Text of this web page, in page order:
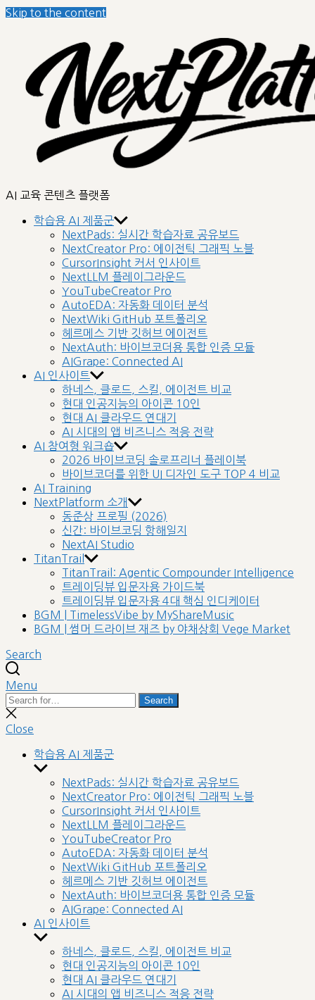
Skip to the content
nextplatform
AI 교육 콘텐츠 플랫폼
학습용 AI 제품군
NextPads: 실시간 학습자료 공유보드
NextCreator Pro: 에이전틱 그래픽 노블
CursorInsight 커서 인사이트
NextLLM 플레이그라운드
YouTubeCreator Pro
AutoEDA: 자동화 데이터 분석
NextWiki GitHub 포트폴리오
헤르메스 기반 깃허브 에이전트
NextAuth: 바이브코더용 통합 인증 모듈
AIGrape: Connected AI
AI 인사이트
하네스, 클로드, 스킬, 에이전트 비교
현대 인공지능의 아이콘 10인
현대 AI 클라우드 연대기
AI 시대의 앱 비즈니스 적응 전략
AI 참여형 워크숍
2026 바이브코딩 솔로프리너 플레이북
바이브코더를 위한 UI 디자인 도구 TOP 4 비교
AI Training
NextPlatform 소개
동준상 프로필 (2026)
신간: 바이브코딩 항해일지
NextAI Studio
TitanTrail
TitanTrail: Agentic Compounder Intelligence
트레이딩뷰 입문자용 가이드북
트레이딩뷰 입문자용 4대 핵심 인디케이터
BGM | TimelessVibe by MyShareMusic
BGM | 썸머 드라이브 재즈 by 야채상회 Vege Market
Search
Menu
Search
for:
Search
Close
search
Close
학습용 AI 제품군
Show
sub
menu
NextPads: 실시간 학습자료 공유보드
NextCreator Pro: 에이전틱 그래픽 노블
CursorInsight 커서 인사이트
NextLLM 플레이그라운드
YouTubeCreator Pro
AutoEDA: 자동화 데이터 분석
NextWiki GitHub 포트폴리오
헤르메스 기반 깃허브 에이전트
NextAuth: 바이브코더용 통합 인증 모듈
AIGrape: Connected AI
AI 인사이트
Show
sub
menu
하네스, 클로드, 스킬, 에이전트 비교
현대 인공지능의 아이콘 10인
현대 AI 클라우드 연대기
AI 시대의 앱 비즈니스 적응 전략